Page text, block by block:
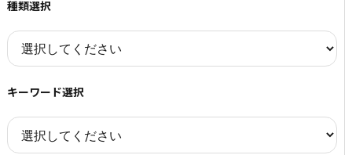
種類選択
キーワード選択